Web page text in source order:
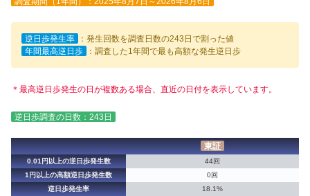
逆日歩発生率
：発生回数を調査日数の243日で割った値
年間最高逆日歩
：調査した1年間で最も高額な発生逆日歩
＊最高逆日歩発生の日が複数ある場合、直近の日付を表示しています。
逆日歩調査の日数：243日
東証
0.01円以上の逆日歩発生数
44回
1円以上の高額逆日歩発生数
0回
逆日歩発生率
18.1%